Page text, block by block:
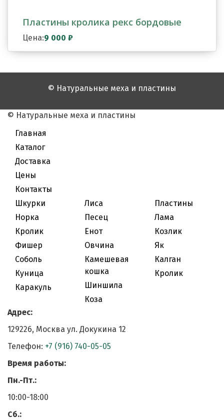
Пластины кролика рекс бордовые
Цена:9 000 ₽
© Натуральные меха и пластины
© Натуральные меха и пластины
Главная
Каталог
Доставка
Цены
Контакты
Шкурки
Норка
Кролик
Фишер
Соболь
Куница
Каракуль
Лиса
Песец
Енот
Овчина
Камешевая
кошка
Шиншила
Коза
Пластины
Лама
Козлик
Як
Калган
Кролик
Адрес:
129226, Москва ул. Докукина 12
Телефон: +7 (916) 740-05-05
Время работы:
Пн.-Пт.:
10:00-18:00
Cб.: